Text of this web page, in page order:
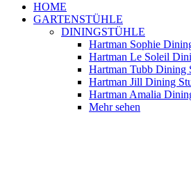
HOME
GARTENSTÜHLE
DININGSTÜHLE
Hartman Sophie
Hartman Le Soleil
Hartman Tubb Dining
Hartman Jill Dining
Hartman Amalia
Mehr sehen